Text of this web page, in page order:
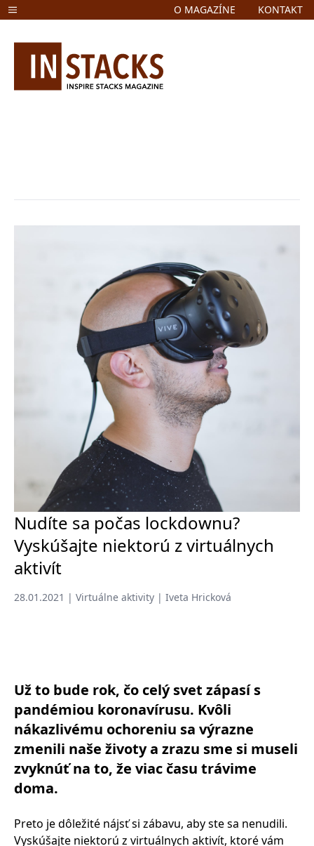
O MAGAZÍNE KONTAKT
Nudíte sa počas lockdownu?
Vyskúšajte niektorú z virtuálnych
aktivít
28.01.2021 | Virtuálne aktivity | Iveta Hricková
Už to bude rok, čo celý svet zápasí s
pandémiou koronavírusu. Kvôli
nákazlivému ochoreniu sa výrazne
zmenili naše životy a zrazu sme si museli
zvyknúť na to, že viac času trávime
doma.
Preto je dôležité nájsť si zábavu, aby ste sa nenudili.
Vyskúšajte niektorú z virtuálnych aktivít, ktoré vám